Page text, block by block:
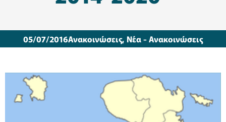
05/07/2016Ανακοινώσεις, Νέα - Ανακοινώσεις